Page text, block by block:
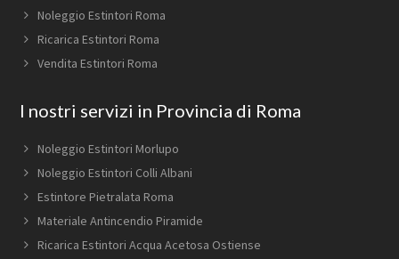
Noleggio Estintori Roma
Ricarica Estintori Roma
Vendita Estintori Roma
I nostri servizi in Provincia di Roma
Noleggio Estintori Morlupo
Noleggio Estintori Colli Albani
Estintore Pietralata Roma
Materiale Antincendio Piramide
Ricarica Estintori Acqua Acetosa Ostiense